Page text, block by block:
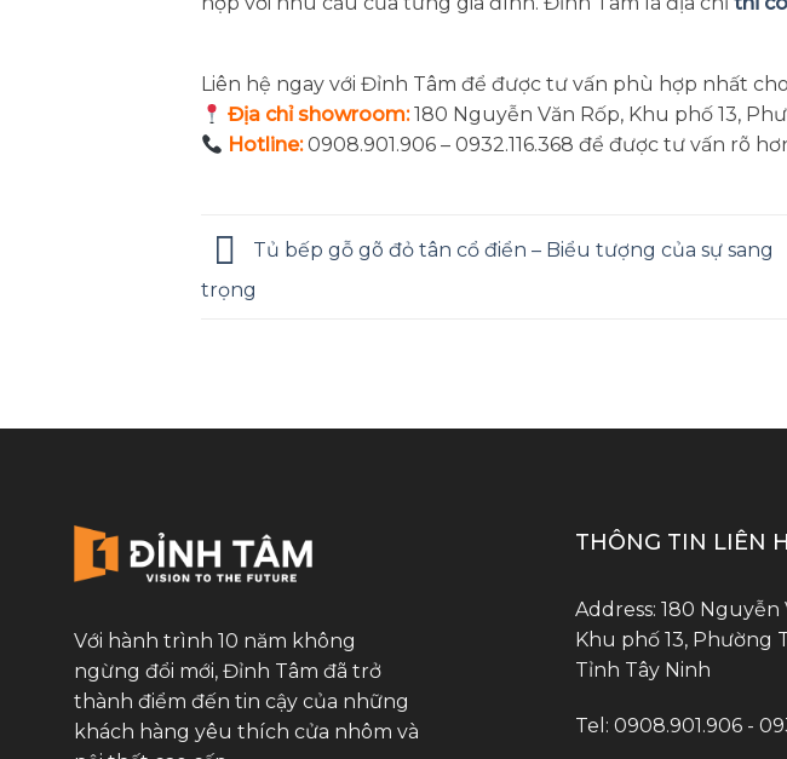
Liên hệ ngay với Đỉnh Tâm để được tư vấn phù hợp nhất
Địa chỉ showroom:180 Nguyễn Văn Rốp, Khu phố 13,
Hotline: 0908.901.906 – 0932.116.368 để được tư vấn rõ
Tủ bếp gỗ gõ đỏ tân cổ điển – Biểu tượng của sự sang
trọng
Với hành trình 10 năm không
ngừng đổi mới, Đỉnh Tâm đã trở
thành điểm đến tin cậy của những
khách hàng yêu thích cửa nhôm và
THÔNG TIN LIÊN
Address: 180 Nguyễn
Khu phố 13, Phường
Tỉnh Tây Ninh
Tel: 0908.901.906 -